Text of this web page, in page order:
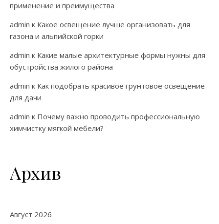
применение и преимущества
admin к Какое освещение лучше организовать для
газона и альпийской горки
admin к Какие малые архитектурные формы нужны для
обустройства жилого района
admin к Как подобрать красивое грунтовое освещение
для дачи
admin к Почему важно проводить профессиональную
химчистку мягкой мебели?
Архив
Август 2026